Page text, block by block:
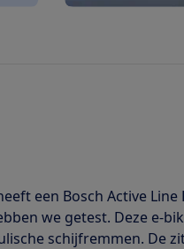
een Bosch Active
we getest. Deze e-
schijfremmen. De